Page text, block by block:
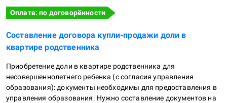
Оплата: по договорённости
Составление договора купли-продажи доли в
квартире родственника
Приобретение доли в квартире родственника для
несовершеннолетнего ребенка (с согласия управления
образования): документы необходимы для предоставления в
управления образования. Нужно составление документов на